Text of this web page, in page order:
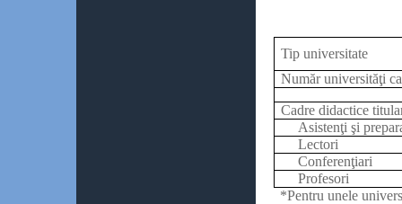
Tip universitate
Număr universităţi
Cadre didactice
Asistenţi şi
Lectori
Conferenţiari
Profesori
*Pentru unele